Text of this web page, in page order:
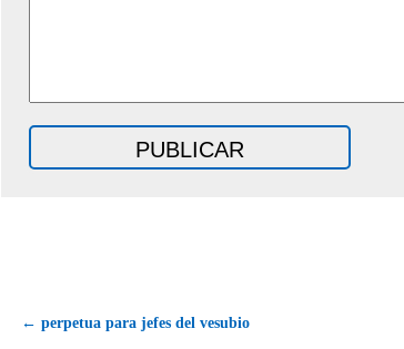
← perpetua para jefes del vesubio